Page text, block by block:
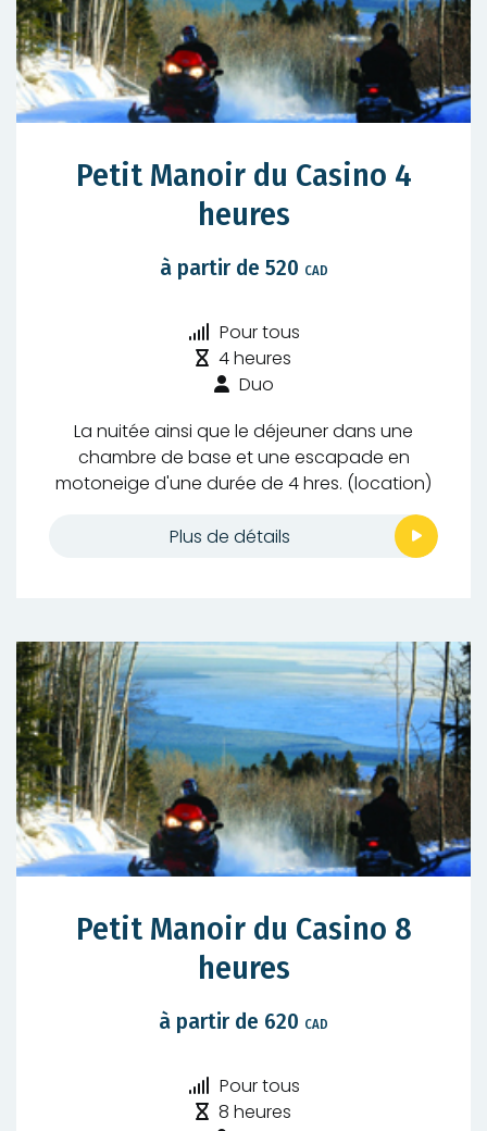
Petit Manoir du Casino 4
heures
à partir de 520 CAD
Niveau
de
difficulté
Pour tous
Durée
:
4 heures
Type
randonnée
:
Duo
La nuitée ainsi que le déjeuner dans une
chambre de base et une escapade en
motoneige d'une durée de 4 hres. (location)
Plus de détails
Petit Manoir du Casino 8
heures
à partir de 620 CAD
Niveau
de
Pour tous
Durée
8 heures